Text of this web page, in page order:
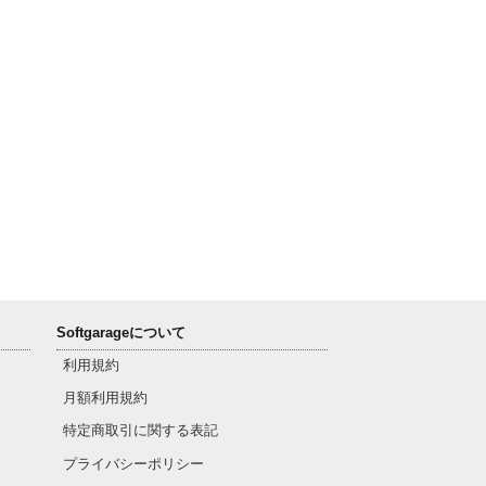
Softgarageについて
利用規約
月額利用規約
特定商取引に関する表記
プライバシーポリシー